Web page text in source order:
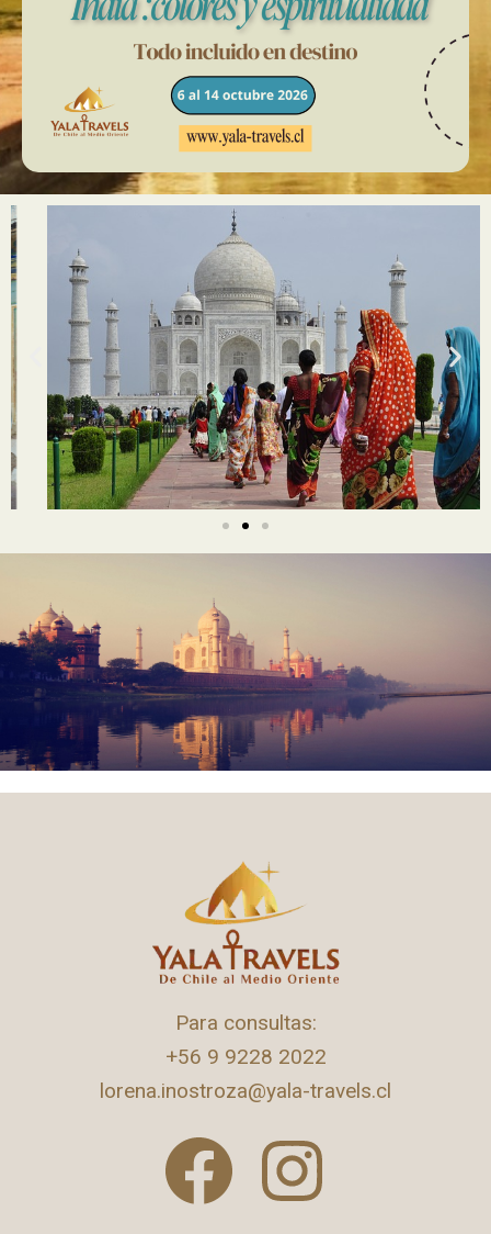
Para consultas:
+56 9 9228 2022
lorena.inostroza@yala-travels.cl
F
I